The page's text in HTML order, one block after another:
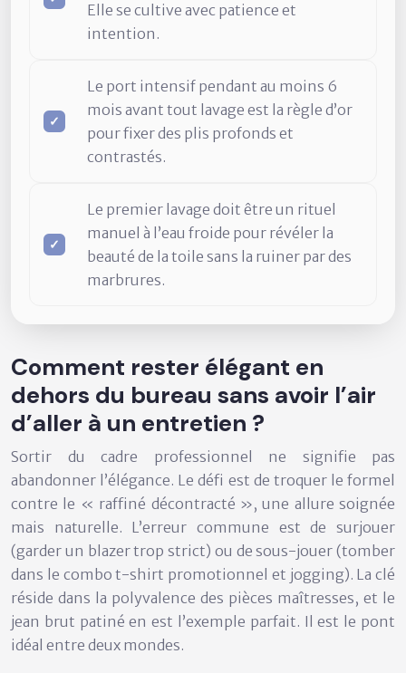
Elle se cultive avec patience et
intention.
Le port intensif pendant au moins 6
mois avant tout lavage est la règle d’or
pour fixer des plis profonds et
contrastés.
Le premier lavage doit être un rituel
manuel à l’eau froide pour révéler la
beauté de la toile sans la ruiner par des
marbrures.
Comment rester élégant en
dehors du bureau sans avoir l’air
d’aller à un entretien ?
Sortir du cadre professionnel ne signifie pas
abandonner l’élégance. Le défi est de troquer le formel
contre le « raffiné décontracté », une allure soignée
mais naturelle. L’erreur commune est de surjouer
(garder un blazer trop strict) ou de sous-jouer (tomber
dans le combo t-shirt promotionnel et jogging). La clé
réside dans la polyvalence des pièces maîtresses, et le
jean brut patiné en est l’exemple parfait. Il est le pont
idéal entre deux mondes.